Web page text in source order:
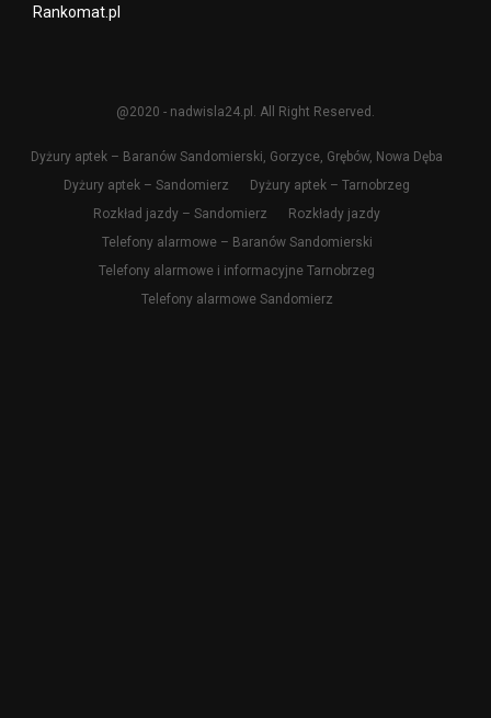
Rankomat.pl
@2020 - nadwisla24.pl. All Right Reserved.
Dyżury aptek – Baranów Sandomierski, Gorzyce, Grębów, Nowa Dęba
Dyżury aptek – Sandomierz
Dyżury aptek – Tarnobrzeg
Rozkład jazdy – Sandomierz
Rozkłady jazdy
Telefony alarmowe – Baranów Sandomierski
Telefony alarmowe i informacyjne Tarnobrzeg
Telefony alarmowe Sandomierz